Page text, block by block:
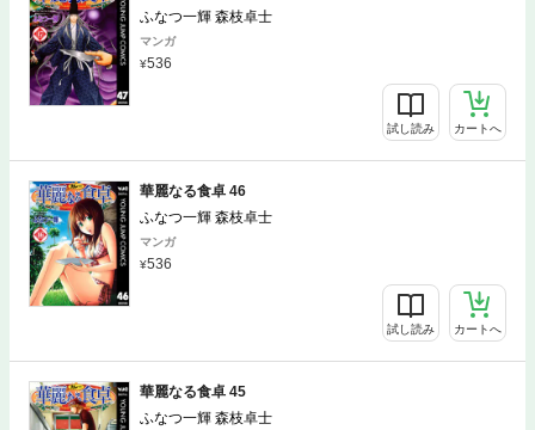
ふなつ一輝 森枝卓士
マンガ
536
試し読み カートへ
華麗なる食卓 46
ふなつ一輝 森枝卓士
マンガ
536
試し読み カートへ
華麗なる食卓 45
ふなつ一輝 森枝卓士